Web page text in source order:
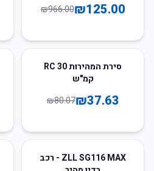
₪125.00
₪966.00
53
סירת המהירות RC 30
קמ"ש
₪37.63
₪80.07
ZLL SG116 MAX - רכב